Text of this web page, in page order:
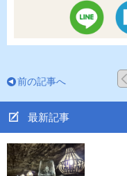
前の記事へ
最新記事